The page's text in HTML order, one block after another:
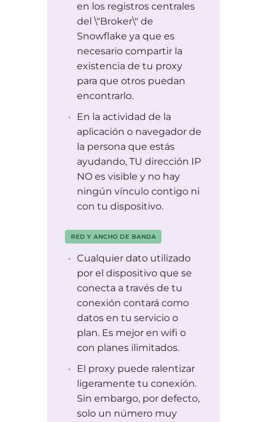
en los registros centrales
del \"Broker\" de
Snowflake ya que es
necesario compartir la
existencia de tu proxy
para que otros puedan
encontrarlo.
En la actividad de la
aplicación o navegador de
la persona que estás
ayudando, TU dirección IP
NO es visible y no hay
ningún vínculo contigo ni
con tu dispositivo.
RED Y ANCHO DE BANDA
Cualquier dato utilizado
por el dispositivo que se
conecta a través de tu
conexión contará como
datos en tu servicio o
plan. Es mejor en wifi o
con planes ilimitados.
El proxy puede ralentizar
ligeramente tu conexión.
Sin embargo, por defecto,
solo un número muy